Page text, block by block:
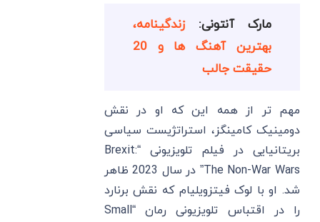
مارک آنتونی:زندگینامه،
بهترین آهنگ ها و 20
حقیقت جالب
مهم تر از همه این که او در نقش
دومینیک کامینگز، استراتژیست سیاسی
بریتانیایی در فیلم تلویزیونی “Brexit:
The Non-War Wars” در سال 2023 ظاهر
شد. او با لوک فیتزویلیام که نقش برنارد
را در اقتباس تلویزیونی رمان “Small